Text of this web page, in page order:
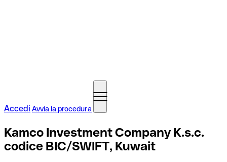
Accedi Avvia la procedura
Kamco Investment Company K.s.c.
codice BIC/SWIFT, Kuwait